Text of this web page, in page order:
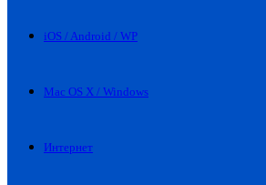
iOS / Android / WP
Mac OS X / Windows
Интернет